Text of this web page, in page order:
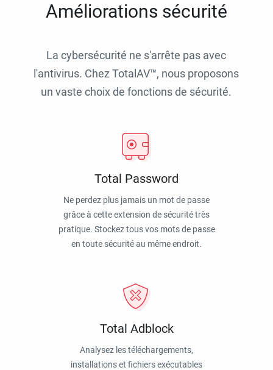
Améliorations sécurité
La cybersécurité ne s'arrête pas avec
l'antivirus. Chez TotalAV™, nous proposons
un vaste choix de fonctions de sécurité.
Total Password
Ne perdez plus jamais un mot de passe
grâce à cette extension de sécurité très
pratique. Stockez tous vos mots de passe
en toute sécurité au même endroit.
Total Adblock
Analysez les téléchargements,
installations et fichiers exécutables